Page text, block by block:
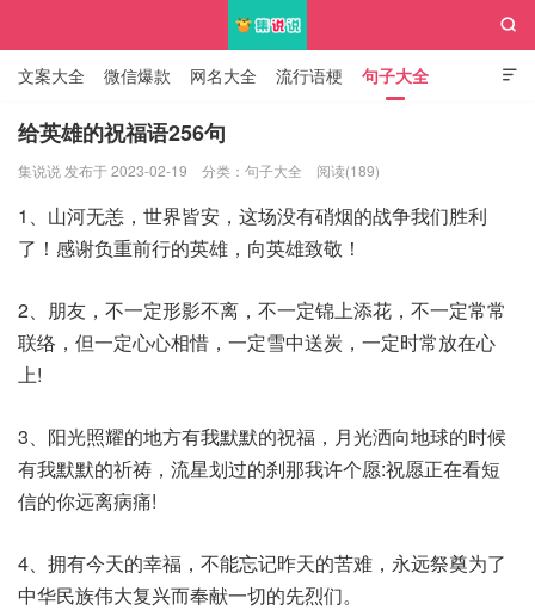

文案大全 微信爆款 网名大全 流行语梗 句子大全
知识大全

给英雄的祝福语256句
集说说 发布于 2023-02-19 分类： 句子大全 阅读(189)
1、山河无恙，世界皆安，这场没有硝烟的战争我们胜利
了！感谢负重前行的英雄，向英雄致敬！
2、朋友，不一定形影不离，不一定锦上添花，不一定常常
联络，但一定心心相惜，一定雪中送炭，一定时常放在心
上!
3、阳光照耀的地方有我默默的祝福，月光洒向地球的时候
有我默默的祈祷，流星划过的刹那我许个愿:祝愿正在看短
信的你远离病痛!
4、拥有今天的幸福，不能忘记昨天的苦难，永远祭奠为了
中华民族伟大复兴而奉献一切的先烈们。